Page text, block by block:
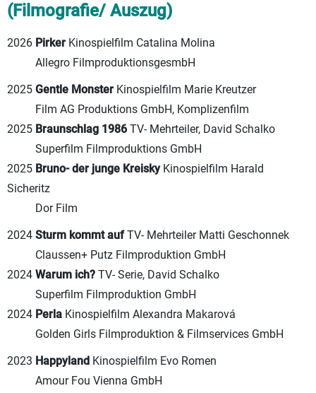
(Filmografie/ Auszug)
2026 Pirker Kinospielfilm Catalina Molina
Allegro FilmproduktionsgesmbH
2025 Gentle Monster Kinospielfilm Marie Kreutzer
Film AG Produktions GmbH, Komplizenfilm
2025 Braunschlag 1986 TV- Mehrteiler, David Schalko
Superfilm Filmproduktions GmbH
2025 Bruno- der junge Kreisky Kinospielfilm Harald
Sicheritz
Dor Film
2024 Sturm kommt aufTV- Mehrteiler Matti Geschonnek
Claussen+ Putz Filmproduktion GmbH
2024 Warum ich? TV- Serie, David Schalko
Superfilm Filmproduktion GmbH
2024 Perla Kinospielfilm Alexandra Makarová
Golden Girls Filmproduktion & Filmservices GmbH
2023 Happyland Kinospielfilm Evo Romen
Amour Fou Vienna GmbH